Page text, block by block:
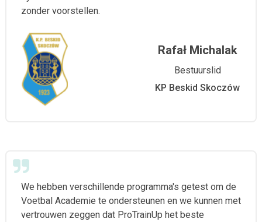
zonder voorstellen.
Rafał Michalak
Bestuurslid
KP Beskid Skoczów
We hebben verschillende programma's getest om de
Voetbal Academie te ondersteunen en we kunnen met
vertrouwen zeggen dat ProTrainUp het beste